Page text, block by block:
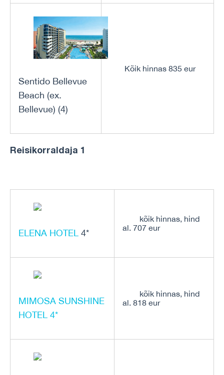
Sentido Bellevue
Beach (ex.
Bellevue) (4)
Kõik hinnas 835 eur
Reisikorraldaja 1
ELENA HOTEL 4*
kõik hinnas, hind
al. 707 eur
MIMOSA SUNSHINE
HOTEL 4*
kõik hinnas, hind
al. 818 eur